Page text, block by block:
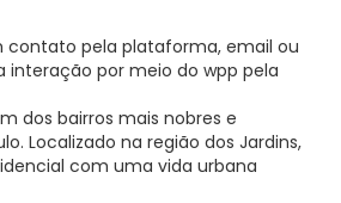
contato pela plataforma, email ou
interação por meio do wpp pela
dos bairros mais nobres e
Localizado na região dos Jardins,
com uma vida urbana